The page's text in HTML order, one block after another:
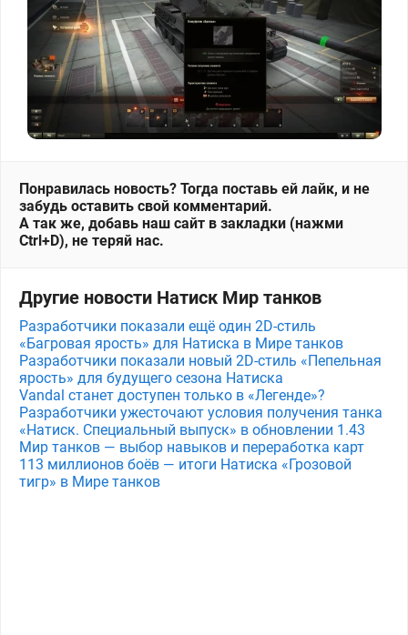
Понравилась новость? Тогда поставь ей лайк, и не
забудь оставить свой комментарий.
А так же, добавь наш сайт в закладки (нажми
Ctrl+D), не теряй нас.
Другие новости Натиск Мир танков
Разработчики показали ещё один 2D-стиль
«Багровая ярость» для Натиска в Мире танков
Разработчики показали новый 2D-стиль «Пепельная
ярость» для будущего сезона Натиска
Vandal станет доступен только в «Легенде»?
Разработчики ужесточают условия получения танка
«Натиск. Специальный выпуск» в обновлении 1.43
Мир танков — выбор навыков и переработка карт
113 миллионов боёв — итоги Натиска «Грозовой
тигр» в Мире танков